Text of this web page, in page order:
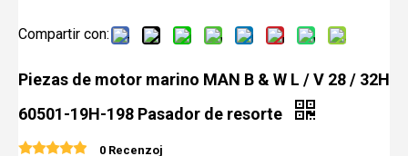
Compartir con:
Piezas de motor marino MAN B & W L / V 28 / 32H
60501-19H-198 Pasador de resorte
0 Recenzoj